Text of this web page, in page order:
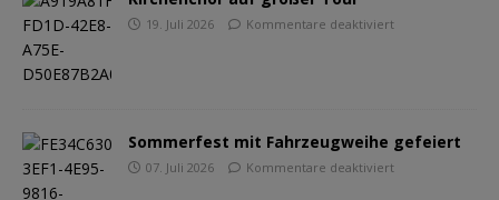
19. Juli 2026 Kommentare deaktiviert
Sommerfest mit Fahrzeugweihe gefeiert
07. Juli 2026 Kommentare deaktiviert